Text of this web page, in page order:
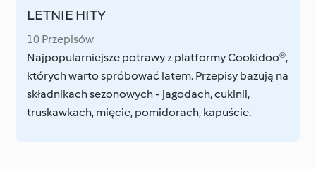
LETNIE HITY
10 Przepisów
Najpopularniejsze potrawy z platformy Cookidoo®,
których warto spróbować latem. Przepisy bazują na
składnikach sezonowych - jagodach, cukinii,
truskawkach, mięcie, pomidorach, kapuście.